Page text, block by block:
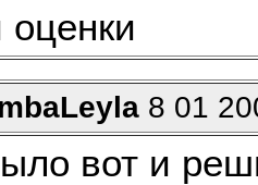
оценки
8 01
вот и